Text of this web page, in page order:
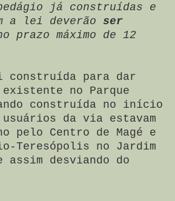
já construídas e
a lei deverão ser
prazo máximo de 12
construída para dar
no Parque
construída no início
da via estavam
pelo Centro de Magé e
Teresópolis no Jardim
assim desviando do